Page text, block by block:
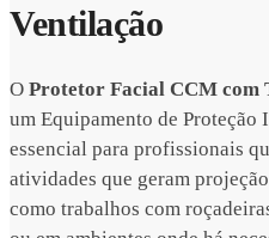
Ventilação
O Protetor Facial CCM com
um Equipamento de
essencial para profissionais
atividades que geram
como trabalhos com